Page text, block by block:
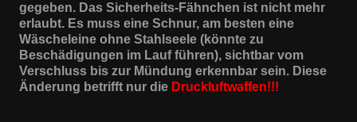
gegeben. Das Sicherheits-Fähnchen ist nicht mehr
erlaubt. Es muss eine Schnur, am besten eine
Wäscheleine ohne Stahlseele (könnte zu
Beschädigungen im Lauf führen), sichtbar vom
Verschluss bis zur Mündung erkennbar sein. Diese
Änderung betrifft nur die Druckluftwaffen!!!